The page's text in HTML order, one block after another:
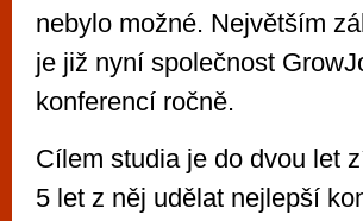
nebylo možné. Největším
je již nyní společnost
konferencí ročně.
Cílem studia je do dvou let
5 let z něj udělat nejlepší